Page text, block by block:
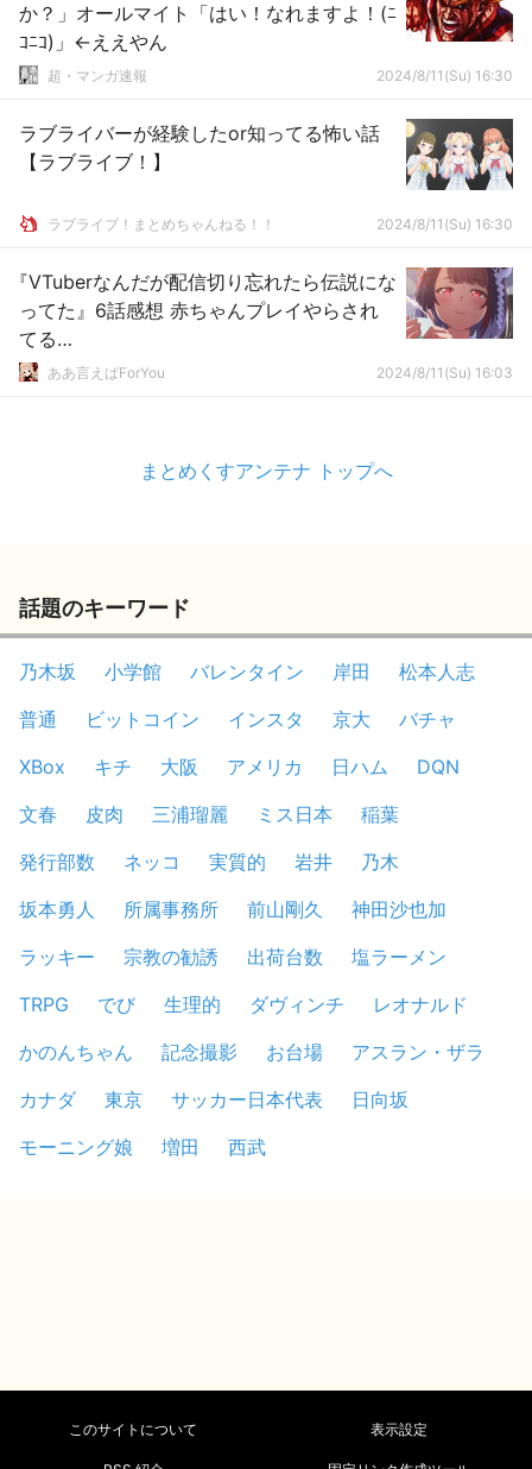
か？」オールマイト「はい！なれますよ！(ﾆ
ｺﾆｺ)」←ええやん
超・マンガ速報 2024/8/11(Su) 16:30
ラブライバーが経験したor知ってる怖い話
【ラブライブ！】
ラブライブ！まとめちゃんねる！！ 2024/8/11(Su) 16:30
『VTuberなんだが配信切り忘れたら伝説にな
ってた』6話感想 赤ちゃんプレイやらされ
てる…
ああ言えばForYou 2024/8/11(Su) 16:03
まとめくすアンテナ トップへ
話題のキーワード
乃木坂 小学館 バレンタイン 岸田
松本人志
普通
ビットコイン インスタ 京大
バチャ
XBox
キチ 大阪 アメリカ 日ハム
DQN
文春
皮肉 三浦瑠麗 ミス日本
稲葉
発行部数
ネッコ 実質的 岩井
乃木
坂本勇人
所属事務所 前山剛久
神田沙也加
ラッキー
宗教の勧誘 出荷台数
塩ラーメン
TRPG
でび 生理的 ダヴィンチ
レオナルド
かのんちゃん
記念撮影 お台場
アスラン・ザラ
カナダ
東京 サッカー日本代表
日向坂
モーニング娘
増田 西武
このサイトについて 表示設定